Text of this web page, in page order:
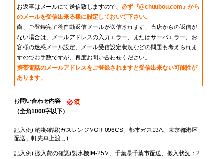
お返事はメールにて送信致しますので、 必ず『@chuubou.com』から
のメールを受信出来る様に設定しておいて下さい。
尚、ご登録完了後自動返信メールが送信されます。当店からの返信が
ない場合は、メールアドレスの入力エラー、またはサーバエラー、お
客様の迷惑メール設定、メール受信設定状況などの問題も考えられま
すのでお手数ですが、再度お問い合わせください。
携帯電話のメールアドレスをご登録されますと受信出来ない可能性が
あります。
お問い合わせ内容
（全角1000字以下）
記入例) 納期確認(ガスレンジMGR-096CS、都市ガス13A、東京都港区
配送、軒先車上渡し)
記入例) 搬入費の確認(製氷機IM-25M、千葉県千葉市配送、搬入状況：2